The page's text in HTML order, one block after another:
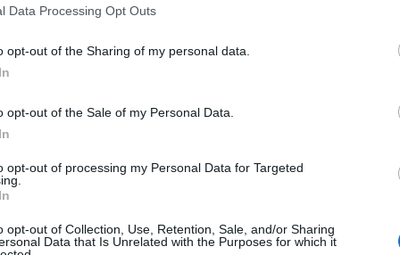
Data Processing Opt Outs
opt-out of the Sharing of my personal data.
opt-out of the Sale of my Personal Data.
opt-out of processing my Personal Data for Targeted
opt-out of Collection, Use, Retention, Sale, and/or Sharing
Data that Is Unrelated with the Purposes for which it
στον ιδιωτικό τομέα και άμεσες και ουσιαστικές
και τις συντάξεις. Επισημαίνεται ότι στην
αυτές το 80% των εργαζομένων.
μέτρα για την αντιμετώπιση της ακρίβειας
μέτρα αντιμετώπισης της ανεργίας.